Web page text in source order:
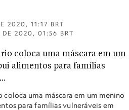
2020, 11:17 BRT
2020, 01:56 BRT
uma máscara em um menino
para famílias vulneráveis ​​em